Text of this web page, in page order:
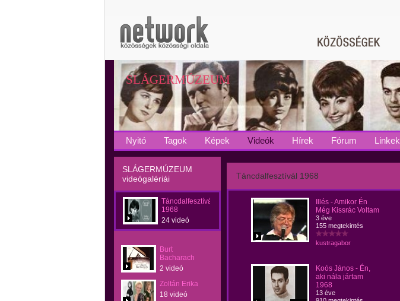
SLÁGERMÚZEUM
Nyitó Tagok Képek Videók Hírek Fórum Linkek
SLÁGERMÚZEUM
videógalériái
Táncdalfesztívál
1968
24 videó
Burt
Bacharach
2 videó
Zoltán Erika
18 videó
Táncdalfesztívál 1968
Illés - Amikor Én
Még Kissrác Voltam
3 éve
155 megtekintés
kustragabor
Koós János - Én,
aki nála jártam
1968
13 éve